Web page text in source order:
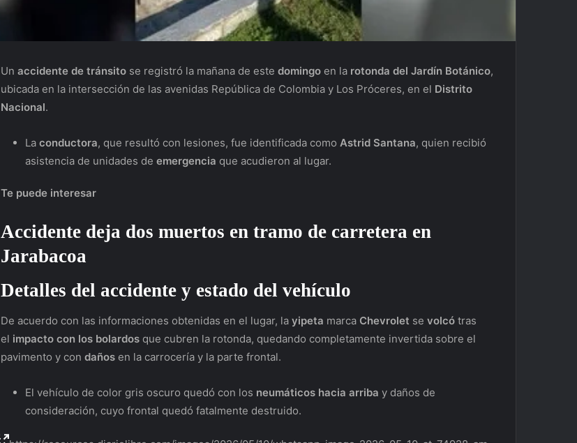
Un accidente de tránsito se registró la mañana de este domingo en la rotonda del Jardín Botánico,
ubicada en la intersección de las avenidas República de Colombia y Los Próceres, en el Distrito
Nacional.
La conductora, que resultó con lesiones, fue identificada como Astrid Santana, quien recibió
asistencia de unidades de emergencia que acudieron al lugar.
Te puede interesar
Accidente deja dos muertos en tramo de carretera en
Jarabacoa
Detalles del accidente y estado del vehículo
De acuerdo con las informaciones obtenidas en el lugar, la yipeta marca Chevrolet se volcó tras
el impacto con los bolardos que cubren la rotonda, quedando completamente invertida sobre el
pavimento y con daños en la carrocería y la parte frontal.
El vehículo de color gris oscuro quedó con los neumáticos hacia arriba y daños de
consideración, cuyo frontal quedó fatalmente destruido.